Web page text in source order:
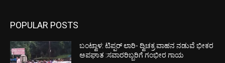
POPULAR POSTS
ಬಂಟ್ವಾಳ: ಟಿಪ್ಪರ್ ಲಾರಿ- ದ್ವಿಚಕ್ರ ವಾಹನ ನಡುವೆ ಭೀಕರ
ಅಪಘಾತ :ಸವಾರರಿಬ್ಬರಿಗೆ ಗಂಭೀರ ಗಾಯ